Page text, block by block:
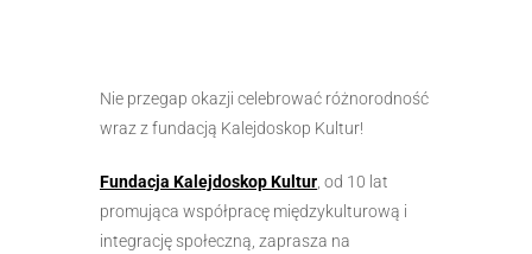
Nie przegap okazji celebrować różnorodność
wraz z fundacją Kalejdoskop Kultur!
Fundacja Kalejdoskop Kultur , od 10 lat
promująca współpracę międzykulturową i
integrację społeczną, zaprasza na